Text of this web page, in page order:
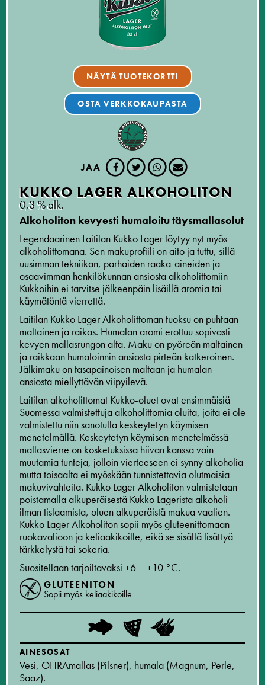
NÄYTÄ TUOTEKORTTI
OSTA VERKKOKAUPASTA
JAA
KUKKO LAGER ALKOHOLITON
0,3 % alk.
Alkoholiton kevyesti humaloitu täysmallasolut
Legendaarinen Laitilan Kukko Lager löytyy nyt myös
alkoholittomana. Sen makuprofiili on aito ja tuttu, sillä
uusimman tekniikan, parhaiden raaka-aineiden ja
osaavimman henkilökunnan ansiosta alkoholittomiin
Kukkoihin ei tarvitse jälkeenpäin lisäillä aromia tai
käymätöntä vierrettä.
Laitilan Kukko Lager Alkoholittoman tuoksu on puhtaan
maltainen ja raikas. Humalan aromi erottuu sopivasti
kevyen mallasrungon alta. Maku on pyöreän maltainen
ja raikkaan humaloinnin ansiosta pirteän katkeroinen.
Jälkimaku on tasapainoisen maltaan ja humalan
ansiosta miellyttävän viipyilevä.
Laitilan alkoholittomat Kukko-oluet ovat ensimmäisiä
Suomessa valmistettuja alkoholittomia oluita, joita ei ole
valmistettu niin sanotulla keskeytetyn käymisen
menetelmällä. Keskeytetyn käymisen menetelmässä
mallasvierre on kosketuksissa hiivan kanssa vain
muutamia tunteja, jolloin vierteeseen ei synny alkoholia
mutta toisaalta ei myöskään tunnistettavia olutmaisia
makuvivahteita. Kukko Lager Alkoholiton valmistetaan
poistamalla alkuperäisestä Kukko Lagerista alkoholi
ilman tislaamista, oluen alkuperäistä makua vaalien.
Kukko Lager Alkoholiton sopii myös gluteenittomaan
ruokavalioon ja keliaakikoille, eikä se sisällä lisättyä
tärkkelystä tai sokeria.
Suositellaan tarjoiltavaksi +6 – +10 °C.
GLUTEENITON
Sopii myös keliaakikoille
AINESOSAT
Vesi, OHRAmallas (Pilsner), humala (Magnum, Perle,
Saaz).